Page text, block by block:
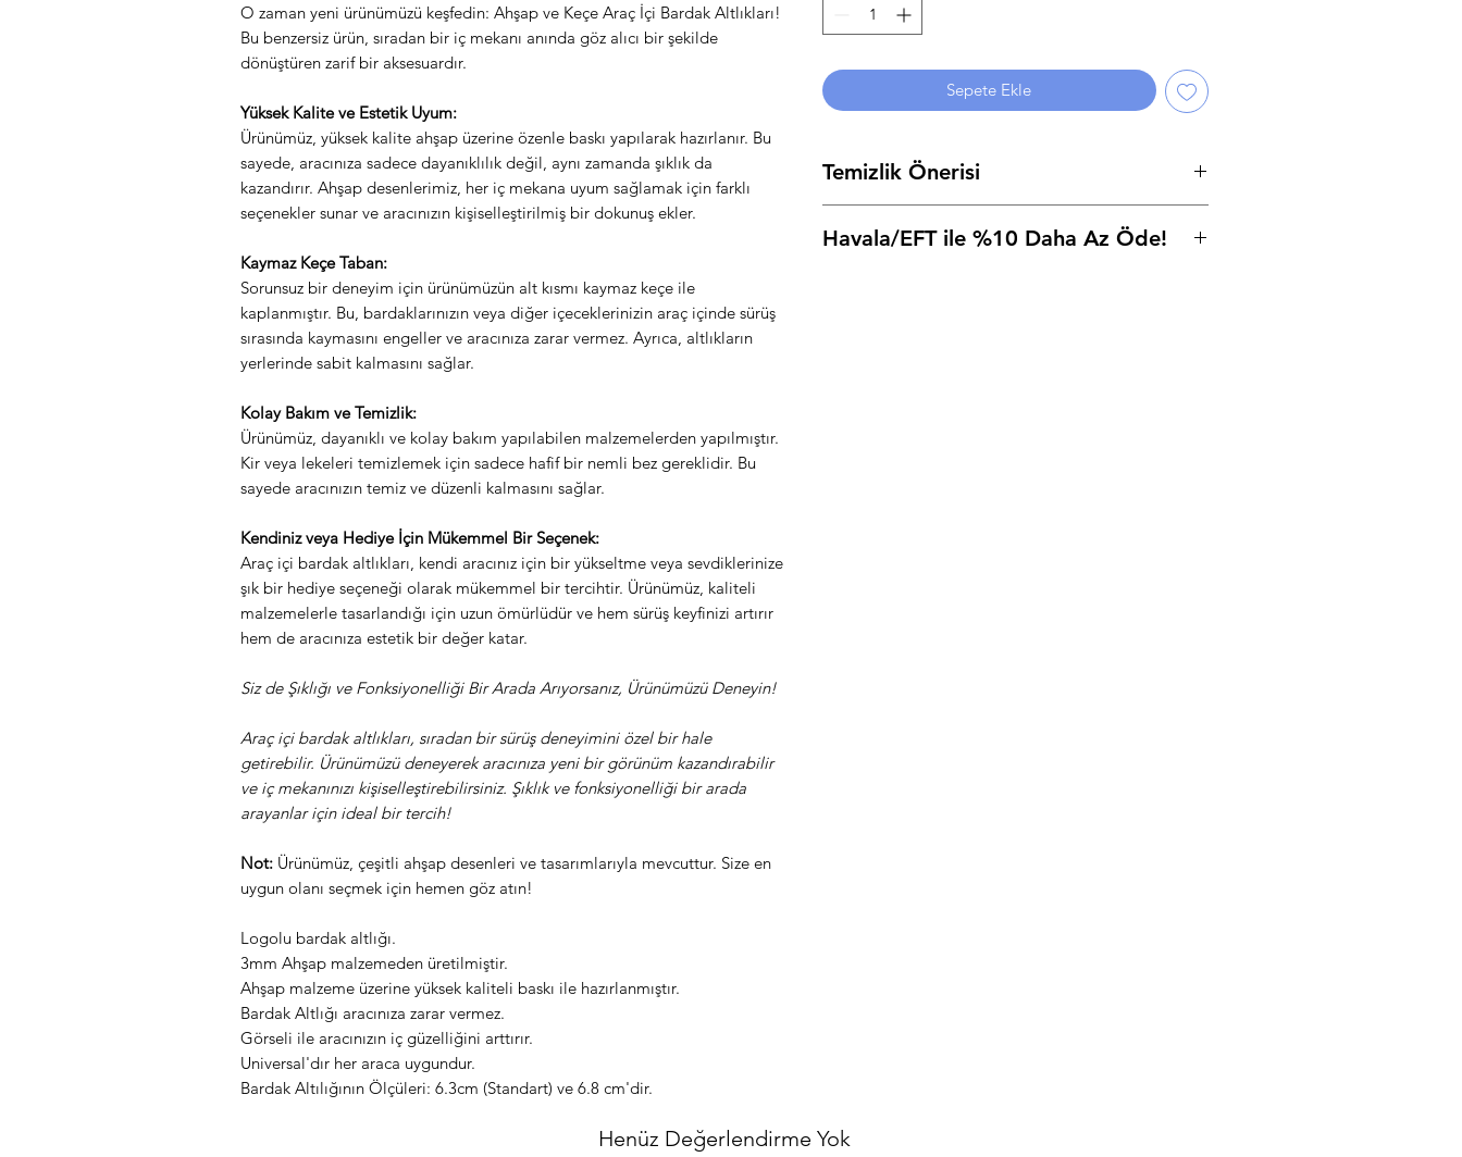
O zaman yeni ürünümüzü keşfedin: Ahşap ve Keçe Araç İçi Bardak Altlıkları!
Bu benzersiz ürün, sıradan bir iç mekanı anında göz alıcı bir şekilde
dönüştüren zarif bir aksesuardır.
Yüksek Kalite ve Estetik Uyum:
Ürünümüz, yüksek kalite ahşap üzerine özenle baskı yapılarak hazırlanır. Bu
sayede, aracınıza sadece dayanıklılık değil, aynı zamanda şıklık da
kazandırır. Ahşap desenlerimiz, her iç mekana uyum sağlamak için farklı
seçenekler sunar ve aracınızın kişiselleştirilmiş bir dokunuş ekler.
Kaymaz Keçe Taban:
Sorunsuz bir deneyim için ürünümüzün alt kısmı kaymaz keçe ile
kaplanmıştır. Bu, bardaklarınızın veya diğer içeceklerinizin araç içinde sürüş
sırasında kaymasını engeller ve aracınıza zarar vermez. Ayrıca, altlıkların
yerlerinde sabit kalmasını sağlar.
Kolay Bakım ve Temizlik:
Ürünümüz, dayanıklı ve kolay bakım yapılabilen malzemelerden yapılmıştır.
Kir veya lekeleri temizlemek için sadece hafif bir nemli bez gereklidir. Bu
sayede aracınızın temiz ve düzenli kalmasını sağlar.
Kendiniz veya Hediye İçin Mükemmel Bir Seçenek:
Araç içi bardak altlıkları, kendi aracınız için bir yükseltme veya sevdiklerinize
şık bir hediye seçeneği olarak mükemmel bir tercihtir. Ürünümüz, kaliteli
malzemelerle tasarlandığı için uzun ömürlüdür ve hem sürüş keyfinizi artırır
hem de aracınıza estetik bir değer katar.
Siz de Şıklığı ve Fonksiyonelliği Bir Arada Arıyorsanız, Ürünümüzü Deneyin!
Araç içi bardak altlıkları, sıradan bir sürüş deneyimini özel bir hale
getirebilir. Ürünümüzü deneyerek aracınıza yeni bir görünüm kazandırabilir
ve iç mekanınızı kişiselleştirebilirsiniz. Şıklık ve fonksiyonelliği bir arada
arayanlar için ideal bir tercih!
Not: Ürünümüz, çeşitli ahşap desenleri ve tasarımlarıyla mevcuttur. Size en
uygun olanı seçmek için hemen göz atın!
Logolu bardak altlığı.
3mm Ahşap malzemeden üretilmiştir.
Ahşap malzeme üzerine yüksek kaliteli baskı ile hazırlanmıştır.
Bardak Altlığı aracınıza zarar vermez.
Görseli ile aracınızın iç güzelliğini arttırır.
Universal'dır her araca uygundur.
Bardak Altılığının Ölçüleri: 6.3cm (Standart) ve 6.8 cm'dir.
Sepete Ekle
Temizlik Önerisi
silebilirsiniz. Kimyasal kullanmayınız!
Havala/EFT ile %10 Daha Az Öde!
Henüz Değerlendirme Yok